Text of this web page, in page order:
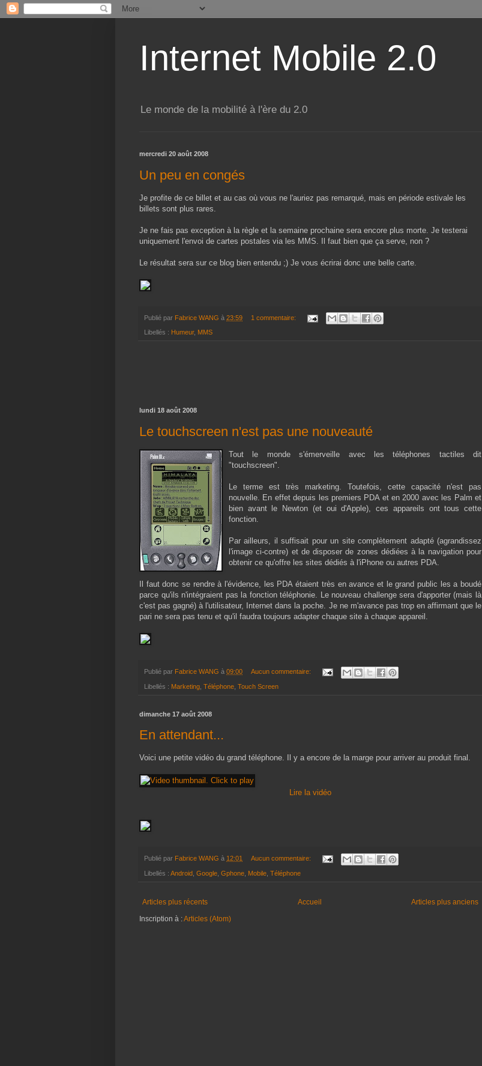
Internet Mobile 2.0
Le monde de la mobilité à l'ère du 2.0
mercredi 20 août 2008
Un peu en congés
Je profite de ce billet et au cas où vous ne l'auriez pas remarqué, mais en période estivale les
billets sont plus rares.
Je ne fais pas exception à la règle et la semaine prochaine sera encore plus morte. Je testerai
uniquement l'envoi de cartes postales via les MMS. Il faut bien que ça serve, non ?
Le résultat sera sur ce blog bien entendu ;) Je vous écrirai donc une belle carte.
Publié par Fabrice WANG à 23:59 1 commentaire:
Libellés : Humeur, MMS
lundi 18 août 2008
Le touchscreen n'est pas une nouveauté
Tout le monde s'émerveille avec les téléphones tactiles dit
"touchscreen".
Le terme est très marketing. Toutefois, cette capacité n'est pas
nouvelle. En effet depuis les premiers PDA et en 2000 avec les Palm et
bien avant le Newton (et oui d'Apple), ces appareils ont tous cette
fonction.
Par ailleurs, il suffisait pour un site complètement adapté (agrandissez
l'image ci-contre) et de disposer de zones dédiées à la navigation pour
obtenir ce qu'offre les sites dédiés à l'iPhone ou autres PDA.
Il faut donc se rendre à l'évidence, les PDA étaient très en avance et le grand public les a boudé
parce qu'ils n'intégraient pas la fonction téléphonie. Le nouveau challenge sera d'apporter (mais là
c'est pas gagné) à l'utilisateur, Internet dans la poche. Je ne m'avance pas trop en affirmant que le
pari ne sera pas tenu et qu'il faudra toujours adapter chaque site à chaque appareil.
Publié par Fabrice WANG à 09:00 Aucun commentaire:
Libellés : Marketing Téléphone Touch Screen
dimanche 17 août 2008
En attendant...
Voici une petite vidéo du grand téléphone. Il y a encore de la marge pour arriver au produit final.
Lire la vidéo
Publié par Fabrice WANG à 12:01 Aucun commentaire:
Libellés : Android Google Gphone Mobile Téléphone
Articles plus récents Articles plus anciens
Accueil
Inscription à :Articles (Atom)